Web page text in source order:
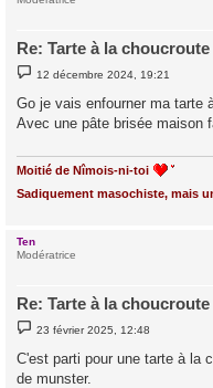
Re: Tarte à la
M
e
s
a
12 décembre 2024, 19:21
Go je vais enfourner ma tarte
Avec une pâte brisée maison
Moitié de Nîmois-ni-toi
Sadiquement masochiste, mais
Ten
Modératrice
Re: Tarte à la
M
e
s
a
23 février 2025, 12:48
C'est parti pour une tarte à la
de munster.